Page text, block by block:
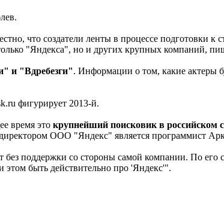
что создатели ленты в процессе подготовки к
"Яндекса", но и других крупных компаний,
и "Вдребезги". Информации о том, какие актеры
фигурирует 2013-й.
время это крупнейший поисковик в российском
ООО "Яндекс" является программист
поддержки со стороны самой компании. По его
быть действительно про 'Яндекс'".